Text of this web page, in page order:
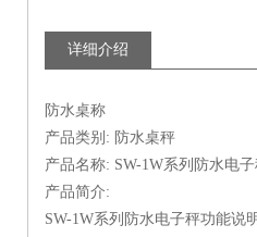
详细介绍
防水桌称
产品类别: 防水桌秤
产品名称: SW-1W系列防水电
产品简介:
SW-1W系列防水电子秤功能说